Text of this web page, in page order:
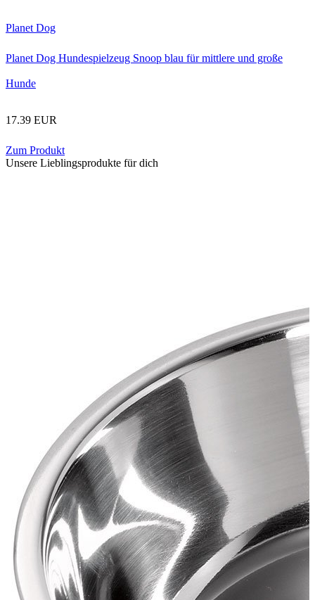
Planet Dog
Planet Dog Hundespielzeug Snoop blau für mittlere und große
Hunde
17.39 EUR
Zum Produkt
Unsere Lieblingsprodukte für dich